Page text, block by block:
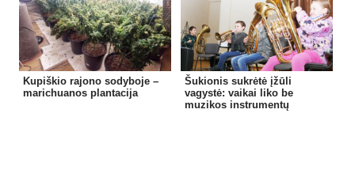
Kupiškio rajono sodyboje –
marichuanos plantacija
Šukionis sukrėtė įžūli
vagystė: vaikai liko be
muzikos instrumentų